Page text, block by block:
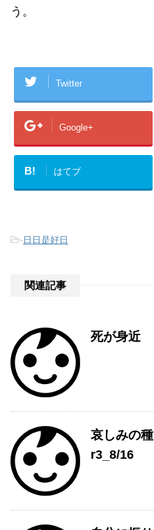
う。
Twitter
Google+
B! はてブ
-日日是好日
関連記事
死が身近
哀しみの
r3_8/16